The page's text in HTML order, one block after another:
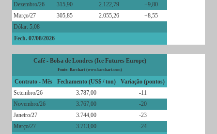
Dezembro/26
315,90 2.122,79
+9,80
Março/27
305,85 2.055,26
+8,55
Dólar: 5,08
Fech. 07/08/2026
Café - Bolsa de Londres (Ice Futures Europe)
Fonte: Barchart (www.barchart.com)
Contrato - Mês Fechamento (US$ / ton)
Variação (pontos)
Setembro/26
3.787,00
-11
Novembro/26
3.767,00
-20
Janeiro/27
3.744,00
-23
Março/27
3.713,00
-24